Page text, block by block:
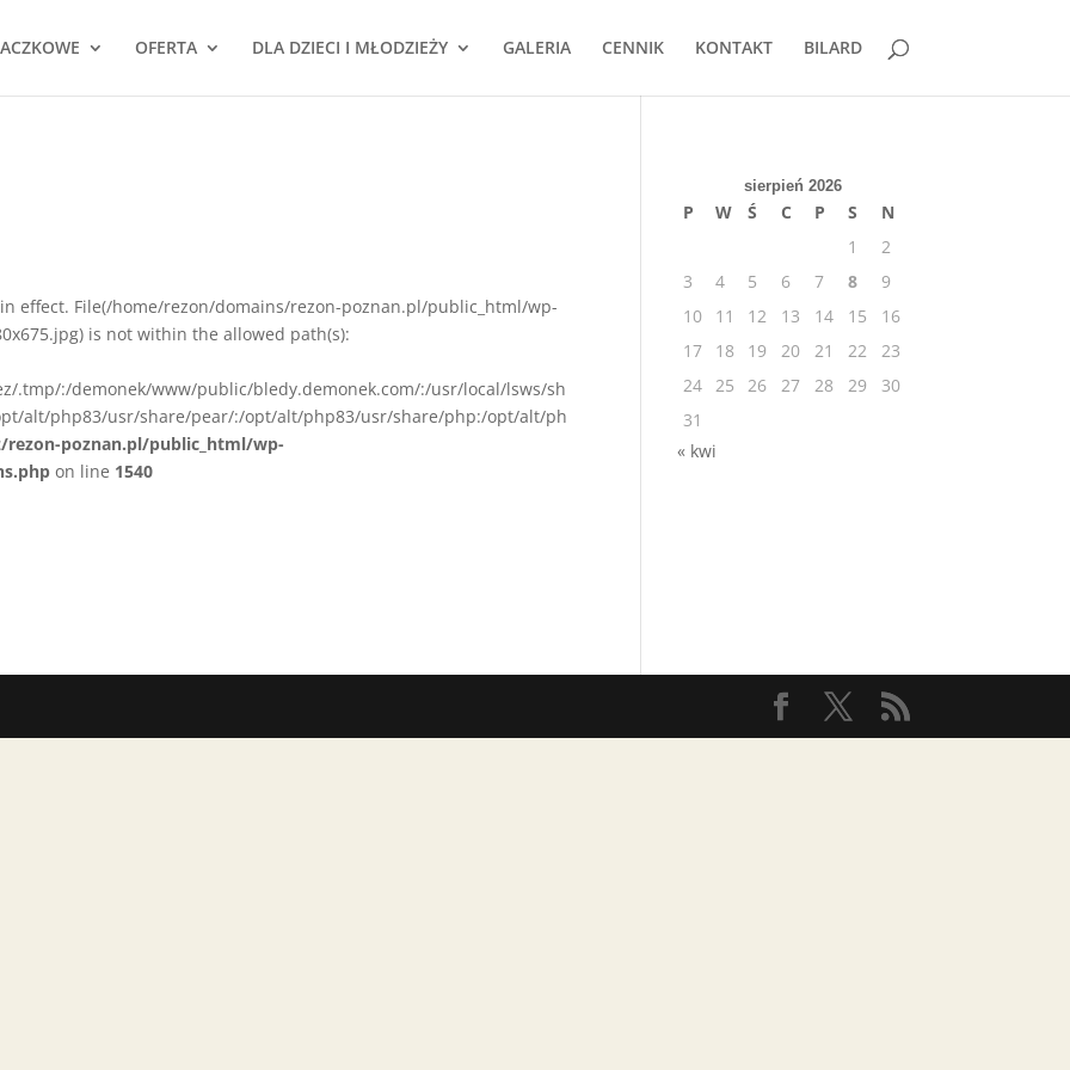
OFERTA DLA DZIECI I MŁODZIEŻY GALERIA CENNIK KONTAKT BILARD
effect. File(/home/rezon/domains/rezon-poznan.pl/public_html/wp-
is not within the allowed path(s):
.tmp/:/demonek/www/public/bledy.demonek.com/:/usr/local/lsws/sh
alt/php83/usr/share/pear/:/opt/alt/php83/usr/share/php:/opt/alt/ph
poznan.pl/public_html/wp-
on line 1540
sierpień 2026
P W Ś C P S
N
1
2
3
4 5 6 7 8
9
10
11 12 13 14 15
16
17
18 19 20 21 22
23
24 25 26 27 28 29
30
31
« kwi